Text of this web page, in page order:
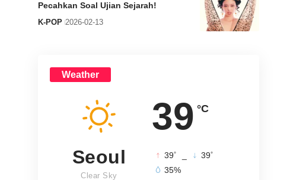
Pecahkan Soal Ujian Sejarah!
K-POP 2026-02-13
Weather
39 °C
Seoul
Clear Sky
39° 39°
35%